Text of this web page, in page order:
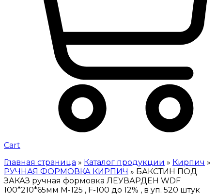
Cart
Главная страница » Каталог продукции » Кирпич »
РУЧНАЯ ФОРМОВКА КИРПИЧ » БАКСТИН ПОД
ЗАКАЗ ручная формовка ЛЕУВАРДЕН WDF
100*210*65мм М-125 , F-100 до 12% , в уп. 520 штук